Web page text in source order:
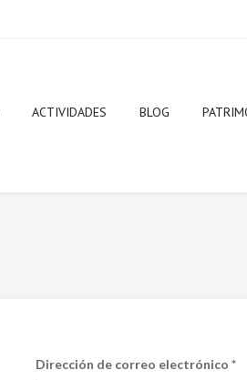
ACTIVIDADES BLOG
Dirección de correo electrónico*